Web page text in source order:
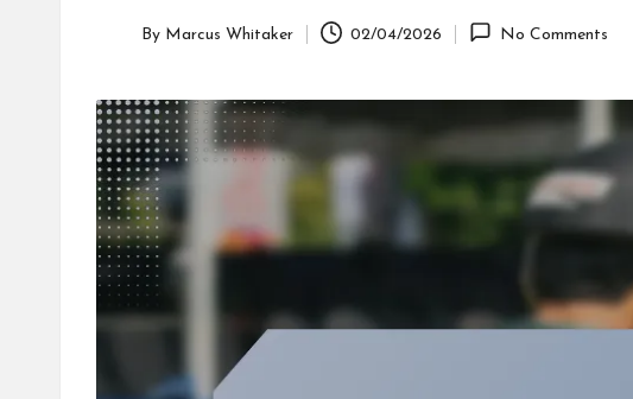
By Marcus Whitaker 02/04/2026 No Comments